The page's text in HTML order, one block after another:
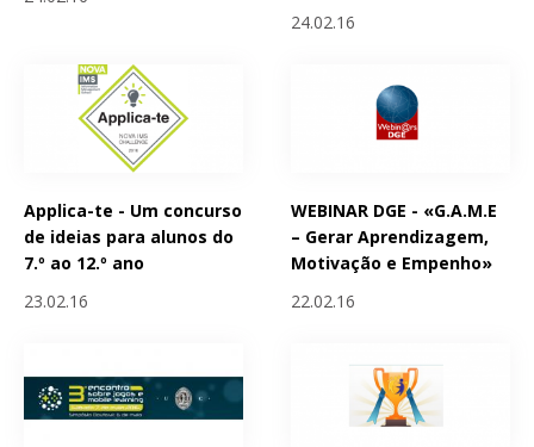
24.02.16
Applica-te - Um concurso
de ideias para alunos do
7.º ao 12.º ano
23.02.16
WEBINAR DGE - «G.A.M.E
– Gerar Aprendizagem,
Motivação e Empenho»
22.02.16